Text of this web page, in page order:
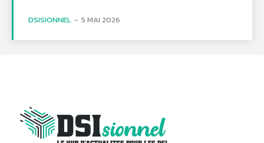
DSISIONNEL - 5 MAI 2026